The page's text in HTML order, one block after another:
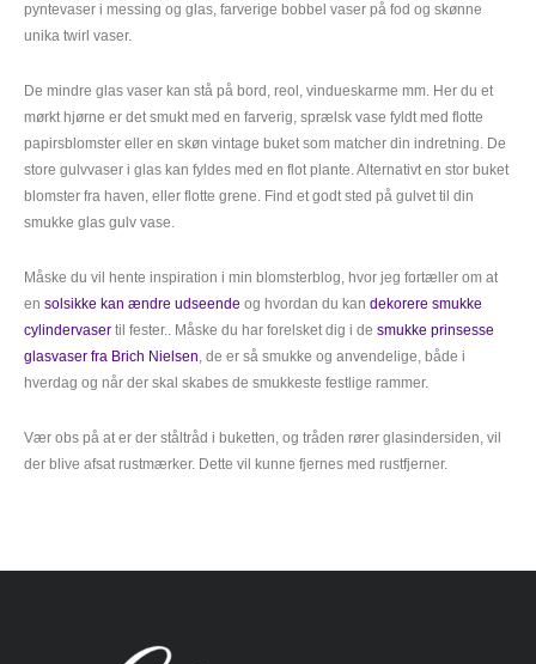
pyntevaser i messing og glas, farverige bobbel vaser på fod og skønne
unika twirl vaser.
De mindre glas vaser kan stå på bord, reol, vindueskarme mm. Her du et
mørkt hjørne er det smukt med en farverig, sprælsk vase fyldt med flotte
papirsblomster eller en skøn vintage buket som matcher din indretning. De
store gulvvaser i glas kan fyldes med en flot plante. Alternativt en stor buket
blomster fra haven, eller flotte grene. Find et godt sted på gulvet til din
smukke glas gulv vase.
Måske du vil hente inspiration i min blomsterblog, hvor jeg fortæller om at
en solsikke kan ændre udseende og hvordan du kan dekorere smukke
cylindervaser til fester.. Måske du har forelsket dig i de smukke prinsesse
glasvaser fra Brich Nielsen, de er så smukke og anvendelige, både i
hverdag og når der skal skabes de smukkeste festlige rammer.
Vær obs på at er der ståltråd i buketten, og tråden rører glasindersiden, vil
der blive afsat rustmærker. Dette vil kunne fjernes med rustfjerner.